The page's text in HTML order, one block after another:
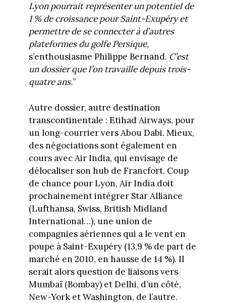
Lyon pourrait représenter un potentiel de
1 % de croissance pour Saint-Exupéry et
permettre de se connecter à d’autres
plateformes du golfe Persique,
s’enthousiasme Philippe Bernand. C’est
un dossier que l’on travaille depuis trois-
quatre ans.”
Autre dossier, autre destination
transcontinentale : Etihad Airways, pour
un long-courrier vers Abou Dabi. Mieux,
des négociations sont également en
cours avec Air India, qui envisage de
délocaliser son hub de Francfort. Coup
de chance pour Lyon, Air India doit
prochainement intégrer Star Alliance
(Lufthansa, Swiss, British Midland
International…), une union de
compagnies aériennes qui a le vent en
poupe à Saint-Exupéry (13,9 % de part de
marché en 2010, en hausse de 14 %). Il
serait alors question de liaisons vers
Mumbaï (Bombay) et Delhi, d’un côté,
New-York et Washington, de l’autre.